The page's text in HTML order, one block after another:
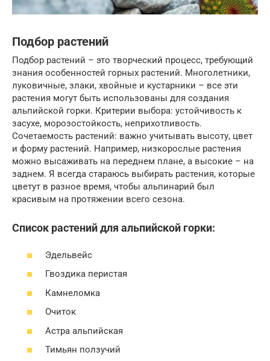
Подбор растений
Подбор растений – это творческий процесс, требующий
знания особенностей горных растений. Многолетники,
луковичные, злаки, хвойные и кустарники – все эти
растения могут быть использованы для создания
альпийской горки. Критерии выбора: устойчивость к
засухе, морозостойкость, неприхотливость.
Сочетаемость растений: важно учитывать высоту, цвет
и форму растений. Например, низкорослые растения
можно высаживать на переднем плане, а высокие – на
заднем. Я всегда стараюсь выбирать растения, которые
цветут в разное время, чтобы альпинарий был
красивым на протяжении всего сезона.
Список растений для альпийской горки:
Эдельвейс
Гвоздика перистая
Камнеломка
Очиток
Астра альпийская
Тимьян ползучий